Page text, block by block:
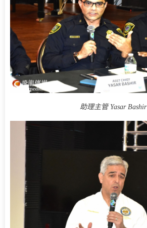
助理主管 Yasar Bashir